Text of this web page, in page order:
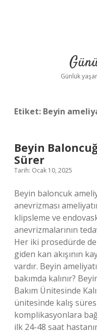
Günlük
Etiket: Beyin
Beyin
Sürer
Tarih: Ocak 10, 2025
Beyin baloncuk
anevrizması
klipsleme ve
anevrizmalarının
Her iki prosedürde
giden kan akışının
vardır. Beyin
bakımda kalınır?
Bakım Ünitesinde
ünitesinde kalış
komplikasyonlara
ilk 24-48 saat